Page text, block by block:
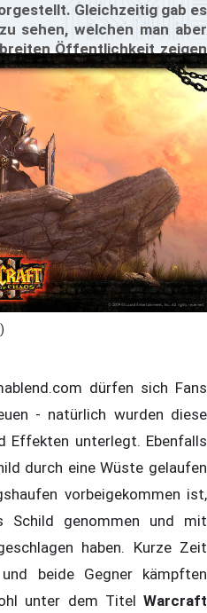
Gleichzeitig gab es
sehen, welchen man aber
Öffentlichkeit zeigen
dürfen sich Fans
- natürlich wurden diese
Effekten unterlegt. Ebenfalls
durch eine Wüste gelaufen
vorbeigekommen ist,
Schild genommen und mit
haben. Kurze Zeit
beide Gegner kämpften
unter dem Titel Warcraft